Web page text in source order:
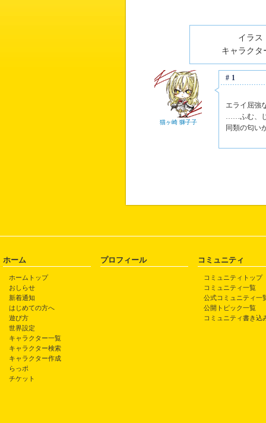
イラス
キャラクタ
猫ヶ崎 獅子子
#1
エライ屈強
……ふむ、じ
同類の匂い
ホーム
ホームトップ
おしらせ
新着通知
はじめての方へ
遊び方
世界設定
キャラクター一覧
キャラクター検索
キャラクター作成
らっポ
チケット
プロフィール コミュニティ
コミュニティトップ
コミュニティ一覧
公式コミュニティ一
公開トピック一覧
コミュニティ書き込